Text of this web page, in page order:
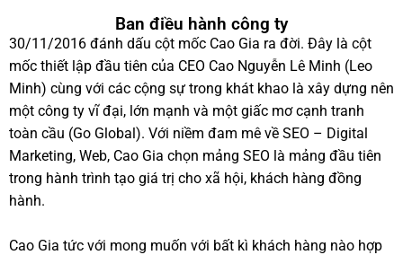
Ban điều hành công ty
30/11/2016 đánh dấu cột mốc Cao Gia ra đời. Đây là cột
mốc thiết lập đầu tiên của CEO Cao Nguyễn Lê Minh (Leo
Minh) cùng với các cộng sự trong khát khao là xây dựng nên
một công ty vĩ đại, lớn mạnh và một giấc mơ cạnh tranh
toàn cầu (Go Global). Với niềm đam mê về SEO – Digital
Marketing, Web, Cao Gia chọn mảng SEO là mảng đầu tiên
trong hành trình tạo giá trị cho xã hội, khách hàng đồng
hành.
Cao Gia tức với mong muốn với bất kì khách hàng nào hợp